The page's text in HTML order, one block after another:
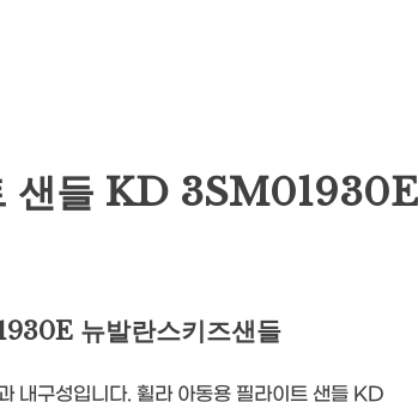
샌들 KD 3SM01930E
뉴발란스키즈샌들
내구성입니다. 휠라 아동용 필라이트 샌들 KD